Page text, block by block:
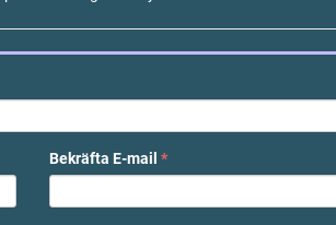
Bekräfta E-mail*